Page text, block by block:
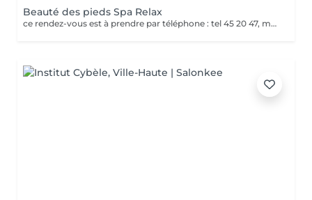
Beauté des pieds Spa Relax
ce rendez-vous est à prendre par téléphone : tel 45 20 47, merci